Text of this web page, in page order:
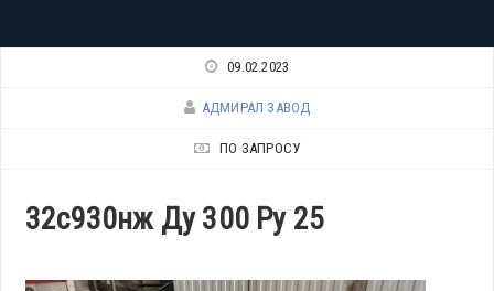
09.02.2023
АДМИРАЛ ЗАВОД
ПО ЗАПРОСУ
32с930нж Ду 300 Ру 25